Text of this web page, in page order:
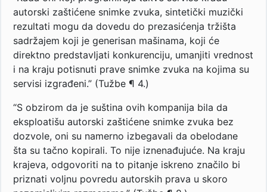
autorski zaštićene snimke zvuka, sintetički muzički
rezultati mogu da dovedu do prezasićenja tržišta
sadržajem koji je generisan mašinama, koji će
direktno predstavljati konkurenciju, umanjiti vrednost
i na kraju potisnuti prave snimke zvuka na kojima su
servisi izgrađeni.” (Tužbe ¶ 4.)
“S obzirom da je suština ovih kompanija bila da
eksploatišu autorski zaštićene snimke zvuka bez
dozvole, oni su namerno izbegavali da obelodane
šta su tačno kopirali. To nije iznenađujuće. Na kraju
krajeva, odgovoriti na to pitanje iskreno značilo bi
priznati voljnu povredu autorskih prava u skoro